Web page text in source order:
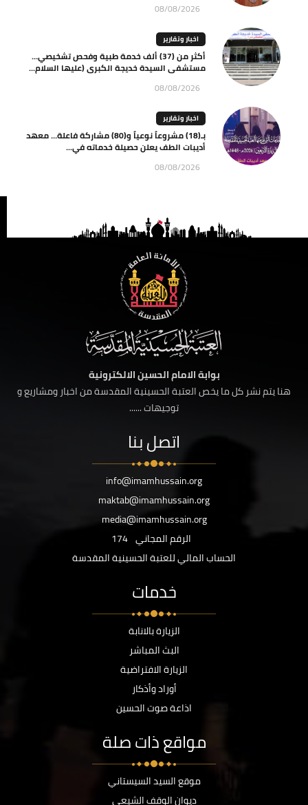
08/08/2026
اخبار وتقارير
أكثر من (37) ألف خدمة طبية وفحص تشخيصي…
مستشفى السيدة خديجة الكبرى (عليها السلام...
08/08/2026
اخبار وتقارير
بـ(18) مشروعاً نوعياً و(80) مشاركة فاعلة… معهد
أديبات الطف يعلن حصيلة خدماته في...
08/08/2026
بوابة الامام الحسين الالكترونية
هنا يتم نشر كل ما يخص العتبة الحسينية المقدسة من اخبار ومشاريع و
توجيهات ......
اتصل بنا
info@imamhussain.org
maktab@imamhussain.org
media@imamhussain.org
الرقم المجاني 174
الحساب المالي للعتبة الحسينية المقدسة
خدمات
الزيارة بالانابة
البث المباشر
الزيارة الافتراضية
أوراد وأذكار
اذاعة صوت الحسين
مواقع ذات صلة
موقع السيد السيستاني
ديوان الوقف الشيعي